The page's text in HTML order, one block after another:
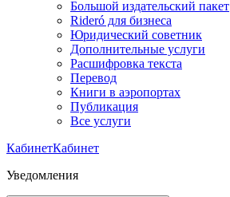
Большой издательский пакет
Rideró для бизнеса
Юридический советник
Дополнительные услуги
Расшифровка текста
Перевод
Книги в аэропортах
Публикация
Все услуги
КабинетКабинет
Уведомления